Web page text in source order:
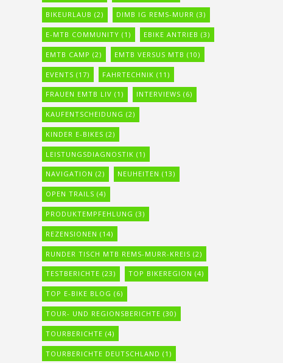
BIKEURLAUB (2) DIMB IG REMS-MURR (3)
E-MTB COMMUNITY (1) EBIKE ANTRIEB (3)
EMTB CAMP (2) EMTB VERSUS MTB (10)
EVENTS (17) FAHRTECHNIK (11)
FRAUEN EMTB LIV (1) INTERVIEWS (6)
KAUFENTSCHEIDUNG (2)
KINDER E-BIKES (2)
LEISTUNGSDIAGNOSTIK (1)
NAVIGATION (2) NEUHEITEN (13)
OPEN TRAILS (4)
PRODUKTEMPFEHLUNG (3)
REZENSIONEN (14)
RUNDER TISCH MTB REMS-MURR-KREIS (2)
TESTBERICHTE (23) TOP BIKEREGION (4)
TOP E-BIKE BLOG (6)
TOUR- UND REGIONSBERICHTE (30)
TOURBERICHTE (4)
TOURBERICHTE DEUTSCHLAND (1)